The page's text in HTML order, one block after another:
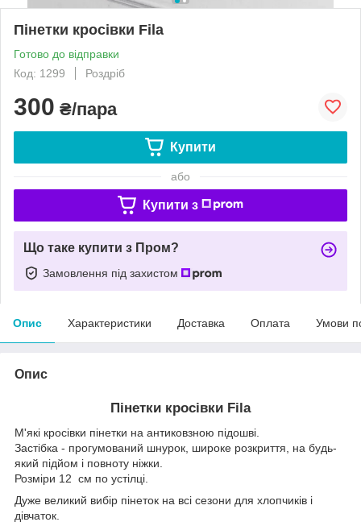
Пінетки кросівки Fila
Готово до відправки
Код: 1299
Роздріб
300 ₴/пара
Купити
або
Купити з
Що таке купити з Пром?
Замовлення під захистом
Опис Характеристики Доставка Оплата Умови
Опис
Пінетки кросівки Fila
М'які кросівки пінетки на антиковзною підошві.
Застібка - прогумований шнурок, широке розкриття, на будь-
який підйом і повноту ніжки.
Розміри 12 см по устілці.
Дуже великий вибір пінеток на всі сезони для хлопчиків і
дівчаток.